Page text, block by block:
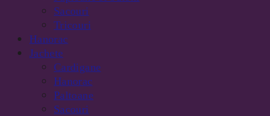
Sacouri
Tricouri
Hanorac
Jachete
Cardigane
Hanorac
Paltoane
Sacouri